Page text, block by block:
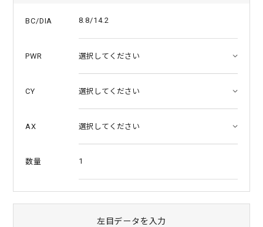
t
BC/DIA 8.8/14.2
PWR
CY
AX
数量 1
左目データを入力